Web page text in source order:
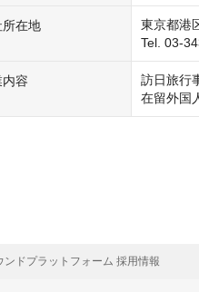
所在地
東京都港
Tel. 03-
容
訪日旅行
在留外国
ンドプラットフォーム 採用情報